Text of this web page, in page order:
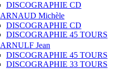
DISCOGRAPHIE CD
ARNAUD Michèle
DISCOGRAPHIE CD
DISCOGRAPHIE 45 TOURS
ARNULF Jean
DISCOGRAPHIE 45 TOURS
DISCOGRAPHIE 33 TOURS